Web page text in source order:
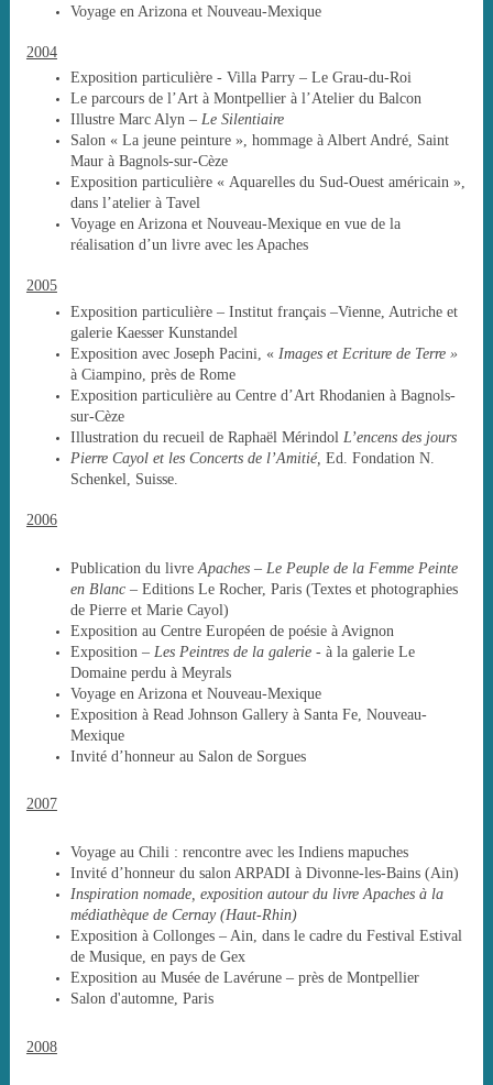
Voyage en Arizona et Nouveau-Mexique
2004
Exposition particulière - Villa Parry – Le Grau-du-Roi
Le parcours de l’Art à Montpellier à l’Atelier du Balcon
Illustre Marc Alyn – Le Silentiaire
Salon « La jeune peinture », hommage à Albert André, Saint
Maur à Bagnols-sur-Cèze
Exposition particulière « Aquarelles du Sud-Ouest américain »,
dans l’atelier à Tavel
Voyage en Arizona et Nouveau-Mexique en vue de la
réalisation d’un livre avec les Apaches
2005
Exposition particulière – Institut français –Vienne, Autriche et
galerie Kaesser Kunstandel
Exposition avec Joseph Pacini, « Images et Ecriture de Terre »
à Ciampino, près de Rome
Exposition particulière au Centre d’Art Rhodanien à Bagnols-
sur-Cèze
Illustration du recueil de Raphaël Mérindol L’encens des jours
Pierre Cayol et les Concerts de l’Amitié, Ed. Fondation N.
Schenkel, Suisse.
2006
Publication du livre Apaches – Le Peuple de la Femme Peinte
en Blanc– Editions Le Rocher, Paris (Textes et photographies
de Pierre et Marie Cayol)
Exposition au Centre Européen de poésie à Avignon
Exposition – Les Peintres de la galerie- à la galerie Le
Domaine perdu à Meyrals
Voyage en Arizona et Nouveau-Mexique
Exposition à Read Johnson Gallery à Santa Fe, Nouveau-
Mexique
Invité d’honneur au Salon de Sorgues
2007
Voyage au Chili : rencontre avec les Indiens mapuches
Invité d’honneur du salon ARPADI à Divonne-les-Bains (Ain)
Inspiration nomade, exposition autour du livre Apaches à la
médiathèque de Cernay (Haut-Rhin)
Exposition à Collonges – Ain, dans le cadre du Festival Estival
de Musique, en pays de Gex
Exposition au Musée de Lavérune – près de Montpellier
Salon d'automne, Paris
2008